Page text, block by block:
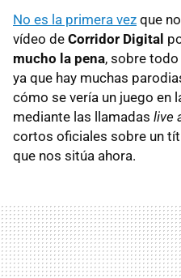
No es la primera vez que
vídeo de Corridor Digital
mucho la pena, sobre
ya que hay muchas
cómo se vería un juego en
mediante las llamadas live
cortos oficiales sobre un
que nos sitúa ahora.